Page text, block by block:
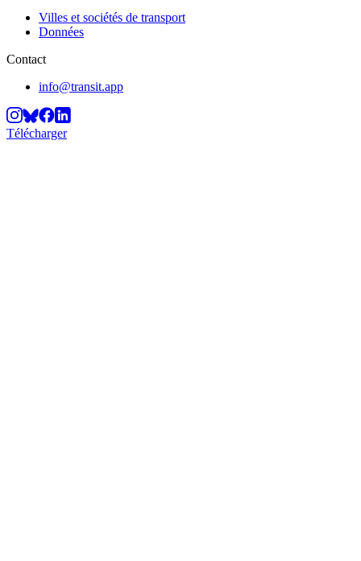
Villes et sociétés de transport
Données
Contact
info@transit.app
Télécharger